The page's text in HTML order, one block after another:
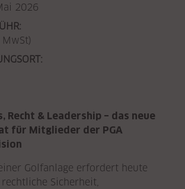
2026
Recht & Leadership – das neue
für Mitglieder der PGA
Golfanlage erfordert heute
Sicherheit,